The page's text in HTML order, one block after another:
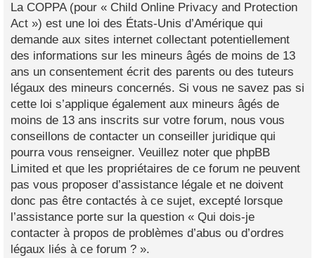
La COPPA (pour « Child Online Privacy and Protection
Act ») est une loi des États-Unis d’Amérique qui
demande aux sites internet collectant potentiellement
des informations sur les mineurs âgés de moins de 13
ans un consentement écrit des parents ou des tuteurs
légaux des mineurs concernés. Si vous ne savez pas si
cette loi s’applique également aux mineurs âgés de
moins de 13 ans inscrits sur votre forum, nous vous
conseillons de contacter un conseiller juridique qui
pourra vous renseigner. Veuillez noter que phpBB
Limited et que les propriétaires de ce forum ne peuvent
pas vous proposer d’assistance légale et ne doivent
donc pas être contactés à ce sujet, excepté lorsque
l’assistance porte sur la question « Qui dois-je
contacter à propos de problèmes d’abus ou d’ordres
légaux liés à ce forum ? ».